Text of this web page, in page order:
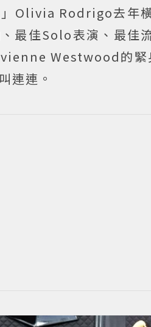
Olivia Rodrigo去年
最佳Solo表演、最佳
Westwood的緊
連連。